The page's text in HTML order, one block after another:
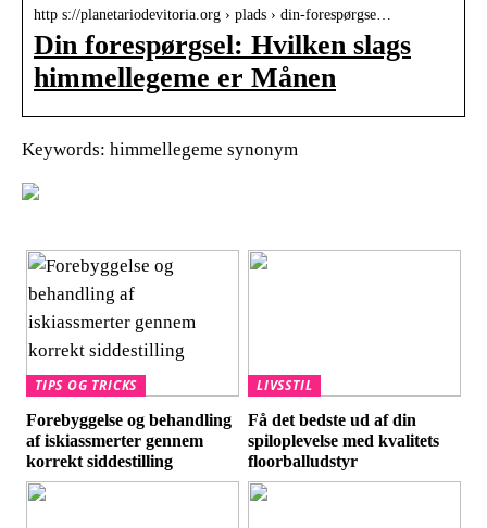
http s://planetariodevitoria.org › plads › din-forespørgse…
Din forespørgsel: Hvilken slags
himmellegeme er Månen
Keywords: himmellegeme synonym
TIPS OG TRICKS
Forebyggelse og behandling
af iskiassmerter gennem
korrekt siddestilling
LIVSSTIL
Få det bedste ud af din
spiloplevelse med kvalitets
floorballudstyr